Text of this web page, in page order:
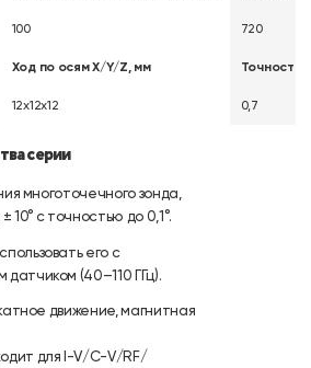
100
Ход по осям X/Y/Z, мм
12х12х12
720
Точность
0,7
серии
многоточечного зонда,
10° с точностью до 0,1°.
его с
(40–110 ГГц).
движение, магнитная
для I-V/C-V/RF/